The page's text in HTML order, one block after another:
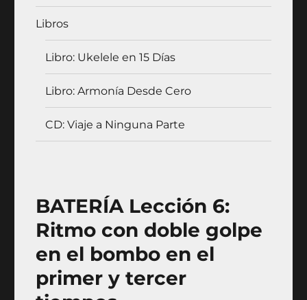
Libros
Libro: Ukelele en 15 Días
Libro: Armonía Desde Cero
CD: Viaje a Ninguna Parte
BATERÍA Lección 6:
Ritmo con doble golpe
en el bombo en el
primer y tercer